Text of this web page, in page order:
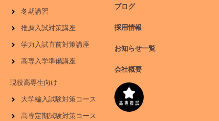
冬期講習
推薦入試対策講座
学力入試直前対策講座
高専入学準備講座
現役高専生向け
大学編入試験対策コース
高専定期試験対策コース
ブログ
採用情報
お知らせ一覧
会社概要